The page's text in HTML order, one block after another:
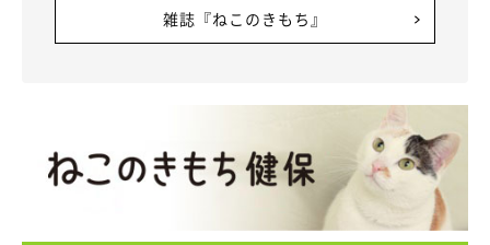
雑誌『ねこのきもち』